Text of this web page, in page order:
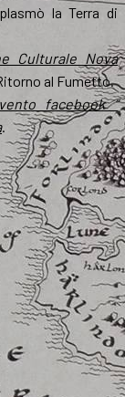
la Terra di
Culturale Nova
al Fumetto.
facebook “
.